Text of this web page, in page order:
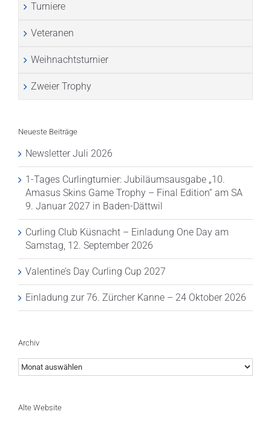
Turniere
Veteranen
Weihnachtsturnier
Zweier Trophy
Neueste Beiträge
Newsletter Juli 2026
1-Tages Curlingturnier: Jubiläumsausgabe „10.
Amasus Skins Game Trophy – Final Edition“ am SA
9. Januar 2027 in Baden-Dättwil
Curling Club Küsnacht – Einladung One Day am
Samstag, 12. September 2026
Valentine’s Day Curling Cup 2027
Einladung zur 76. Zürcher Kanne – 24 Oktober 2026
Archiv
Archiv
Alte Website